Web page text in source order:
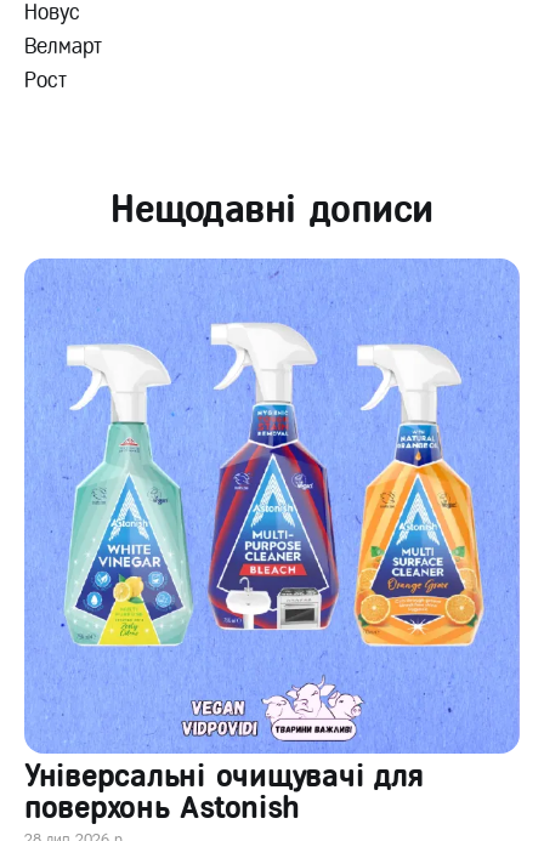
Новус
Велмарт
Рост
Нещодавні дописи
Універсальні очищувачі для
поверхонь Astonish